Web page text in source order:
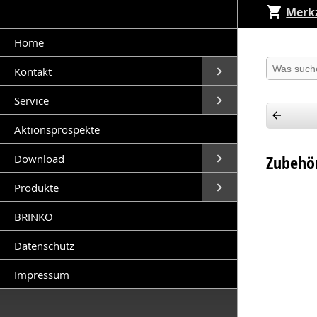
Home
Open submenu
Kontakt
Open submenu (Service )
Service
Aktionsprospekte
Open submenu
Download
Open submenu
Produkte
BRINKO
Datenschutz
Impressum
Produkt